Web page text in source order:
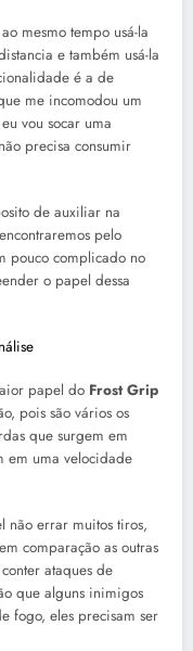
mesmo tempo usá-la
e também usá-la
é a de
me incomodou um
vou socar uma
precisa consumir
de auxiliar na
pelo
pouco complicado no
o papel dessa
papel do Frost Grip
pois são vários os
que surgem em
em uma velocidade
não errar muitos tiros,
comparação as outras
ataques de
que alguns inimigos
fogo, eles precisam ser